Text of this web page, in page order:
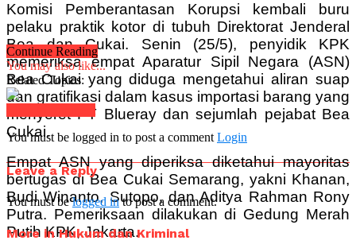
Komisi Pemberantasan Korupsi kembali buru
pelaku praktik kotor di tubuh Direktorat Jenderal
Bea dan Cukai. Senin (25/5), penyidik KPK
memeriksa empat Aparatur Sipil Negara (ASN)
Bea Cukai yang diduga mengetahui aliran suap
dan gratifikasi dalam kasus importasi barang yang
menyeret PT Blueray dan sejumlah pejabat Bea
Cukai.
Empat ASN yang diperiksa diketahui mayoritas
bertugas di Bea Cukai Semarang, yakni Khanan,
Budi Winanto, Sutopo, dan Aditya Rahman Rony
Putra. Pemeriksaan dilakukan di Gedung Merah
Putih KPK, Jakarta.
Continue Reading
You may also like...
Related Topics:
You must be logged in to post a comment Login
Leave a Reply
You must belogged into post a comment.
More in Hukum dan Kriminal